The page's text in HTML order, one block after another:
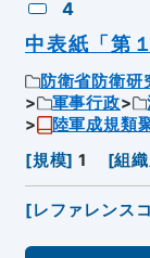
4
中表紙「第
防衛省防衛研
軍事行政
陸軍成規
[規模] 1 [組
[レファレンス